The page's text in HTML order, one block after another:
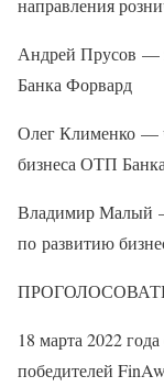
Андрей Прусов —
Банка Форвард
Олег Клименко —
бизнеса ОТП Банка
Владимир Малый
по развитию
18 марта 2022
победителей